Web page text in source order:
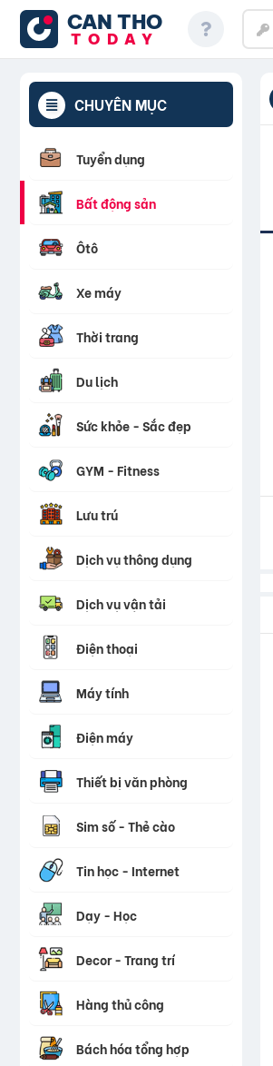
CAN THO
TODAY
CHUYÊN MỤC
Tuyển dụng
Bất động sản
Ôtô
Xe máy
Thời trang
Du lịch
Sức khỏe - Sắc đẹp
GYM - Fitness
Lưu trú
Dịch vụ thông dụng
Dịch vụ vận tải
Điện thoại
Máy tính
Điện máy
Thiết bị văn phòng
Sim số - Thẻ cào
Tin học - Internet
Dạy - Học
Decor - Trang trí
Hàng thủ công
Bách hóa tổng hợp